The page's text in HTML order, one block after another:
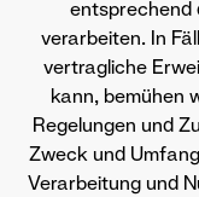
entsprechend
verarbeiten. In
vertragliche
kann, bemühen
Regelungen und
Zweck und
Verarbeitung und